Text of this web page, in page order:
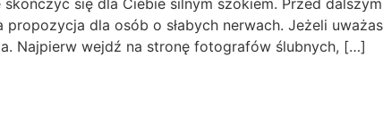
się dla Ciebie silnym szokiem. Przed
propozycja dla osób o słabych nerwach. Jeżeli
Najpierw wejdź na stronę fotografów ślubnych, […]